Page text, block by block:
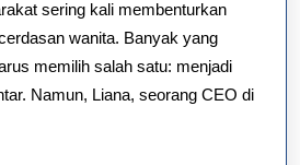
sering kali membenturkan
wanita. Banyak yang
memilih salah satu: menjadi
Namun, Liana, seorang CEO di